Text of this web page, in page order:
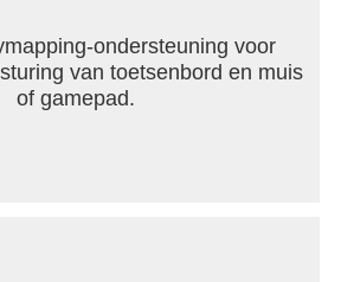
ondersteuning voor
van toetsenbord en muis
of gamepad.